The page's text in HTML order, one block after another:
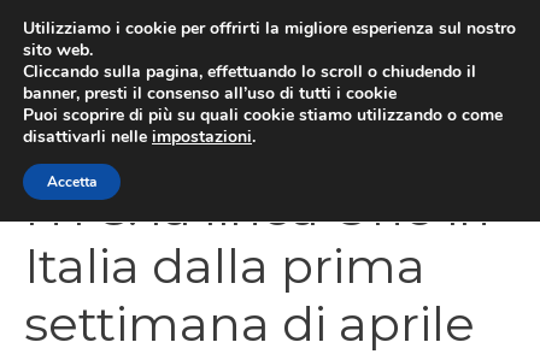
contenuto
HTC: la linea One in
Italia dalla prima
settimana di aprile
Utilizziamo i cookie per offrirti la migliore esperienza sul nostro
sito web.
Cliccando sulla pagina, effettuando lo scroll o chiudendo il
banner, presti il consenso all’uso di tutti i cookie
Puoi scoprire di più su quali cookie stiamo utilizzando o come
disattivarli nelle impostazioni.
Accetta